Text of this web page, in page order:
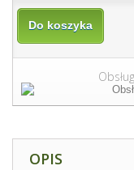
Do koszyka
OPIS